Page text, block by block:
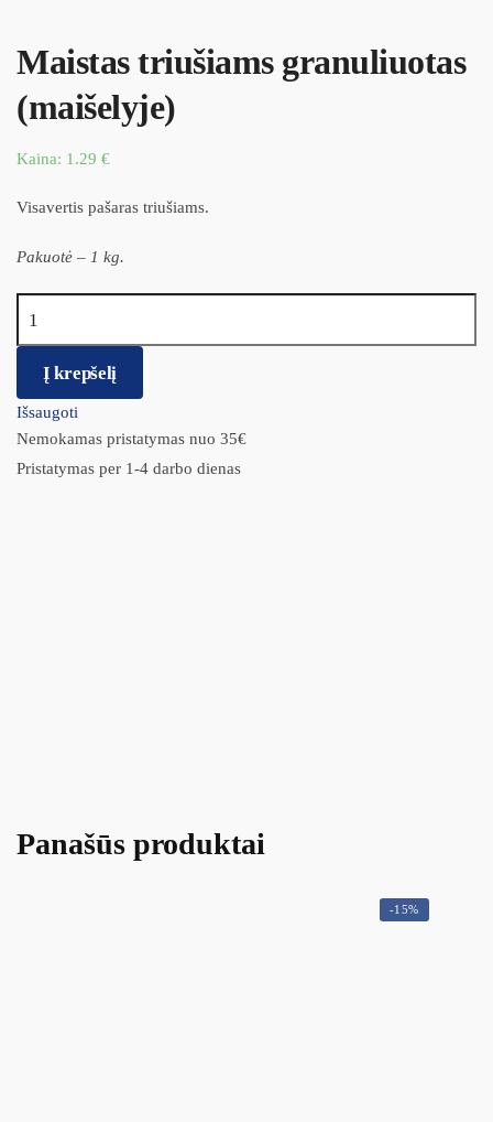
Maistas triušiams granuliuotas
(maišelyje)
Kaina: 1.29 €
Visavertis pašaras triušiams.
Pakuotė – 1 kg.
Į krepšelį
Išsaugoti
Nemokamas pristatymas nuo 35€
Pristatymas per 1-4 darbo dienas
Panašūs produktai
-15%